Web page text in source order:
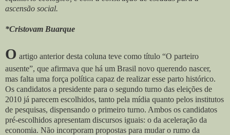
ascensão social.
*Cristovam Buarque
O artigo anterior desta coluna teve como título “O parteiro
ausente”, que afirmava que há um Brasil novo querendo nascer,
mas falta uma força política capaz de realizar esse parto histórico.
Os candidatos a presidente para o segundo turno das eleições de
2010 já parecem escolhidos, tanto pela mídia quanto pelos institutos
de pesquisas, dispensando o primeiro turno. Ambos os candidatos
pré-escolhidos apresentam discursos iguais: o da aceleração da
economia. Não incorporam propostas para mudar o rumo da